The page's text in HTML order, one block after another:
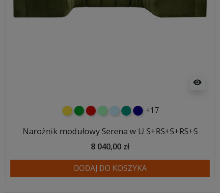
visibility
żółtyzielonyczerwony
miętowybłękitnyturkusowy
granatowy
+17
Narożnik modułowy Serena w U S+RS+S+RS+S
8 040,00 zł
DODAJ DO KOSZYKA